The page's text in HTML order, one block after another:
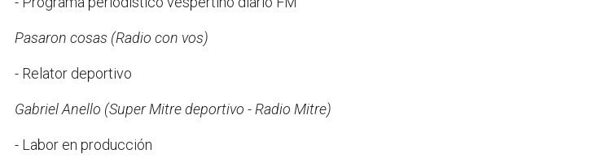
Pasaron cosas (Radio con vos)
- Relator deportivo
Gabriel Anello (Super Mitre deportivo - Radio Mitre)
- Labor en producción